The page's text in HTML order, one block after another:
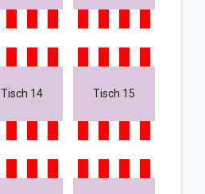
Tisch 14 Tisch 15